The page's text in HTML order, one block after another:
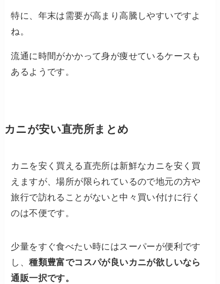
特に、年末は需要が高まり高騰しやすいですよ
ね。
流通に時間がかかって身が痩せているケースも
あるようです。
カニが安い直売所まとめ
カニを安く買える直売所は新鮮なカニを安く買
えますが、場所が限られているので地元の方や
旅行で訪れることがないと中々買い付けに行く
のは不便です。
少量をすぐ食べたい時にはスーパーが便利です
し、種類豊富でコスパが良いカニが欲しいなら
通販一択です。